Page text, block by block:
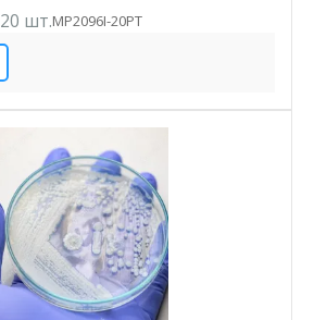
20 шт.MP2096I-20PT